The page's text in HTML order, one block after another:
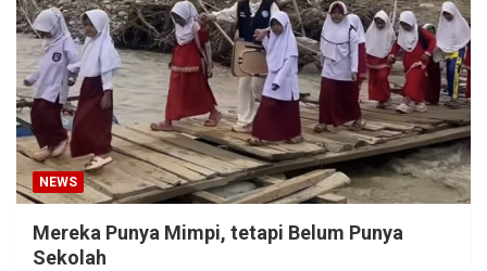
NEWS
Mereka Punya Mimpi, tetapi Belum Punya
Sekolah